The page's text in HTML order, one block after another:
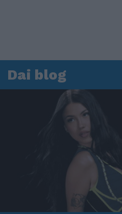
Dai blog